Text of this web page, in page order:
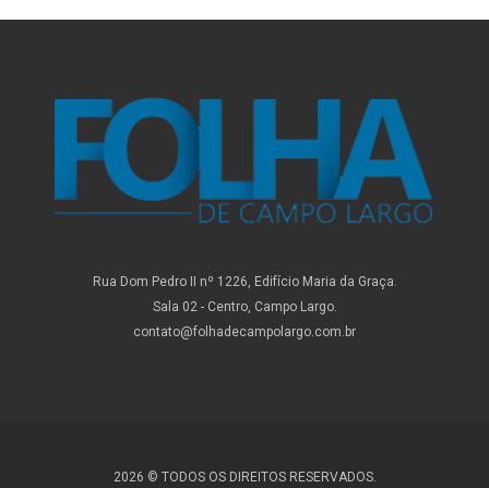
Rua Dom Pedro II nº 1226, Edifício Maria da Graça.
Sala 02 - Centro, Campo Largo.
contato@folhadecampolargo.com.br
2026 © TODOS OS DIREITOS RESERVADOS.